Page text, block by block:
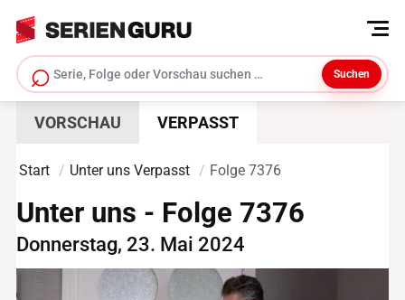
⌕
Serie suchen
Suchen
VORSCHAU VERPASST
Start Unter uns Verpasst Folge 7376
Unter uns - Folge 7376
Donnerstag, 23. Mai 2024